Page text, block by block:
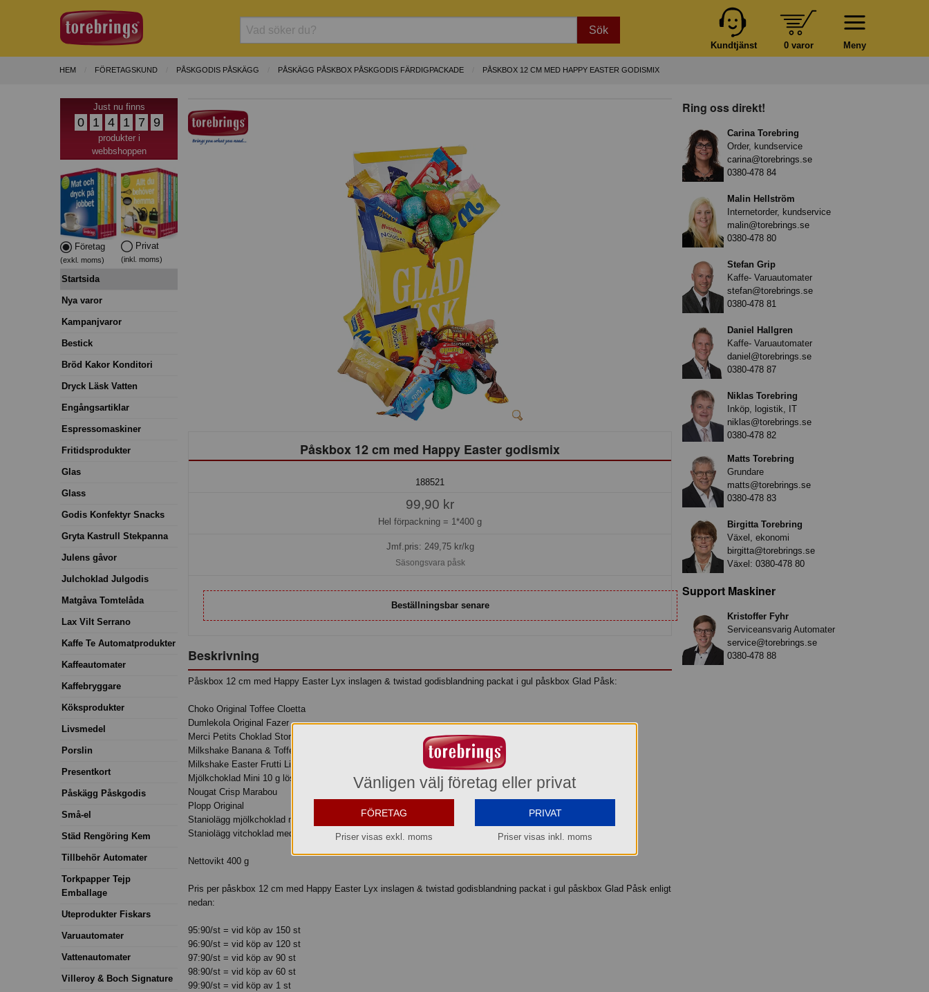
Sök
Meny
0 varor
Kundtjänst
HEM FÖRETAGSKUND PÅSKGODIS PÅSKÄGG PÅSKÄGG PÅSKBOX PÅSKGODIS FÄRDIGPACKADE PÅSKBOX 12 CM MED HAPPY EASTER GODISMIX
Just nu finns
0 1 4 1 7 9
produkter i
webbshoppen
Företag
(exkl. moms)
Privat
(inkl. moms)
Startsida
Nya varor
Kampanjvaror
Bestick
Bröd Kakor Konditori
Dryck Läsk Vatten
Engångsartiklar
Espressomaskiner
Fritidsprodukter
Glas
Glass
Godis Konfektyr Snacks
Gryta Kastrull Stekpanna
Julens gåvor
Julchoklad Julgodis
Matgåva Tomtelåda
Lax Vilt Serrano
Kaffe Te Automatprodukter
Kaffeautomater
Kaffebryggare
Köksprodukter
Livsmedel
Porslin
Presentkort
Påskägg Påskgodis
Små-el
Städ Rengöring Kem
Tillbehör Automater
Torkpapper Tejp
Emballage
Uteprodukter Fiskars
Varuautomater
Vattenautomater
Villeroy & Boch Signature
Påskbox 12 cm med Happy Easter godismix
188521
99,90 kr
Hel förpackning = 1*400 g
Jmf.pris: 249,75kr/kg
Säsongsvara påsk
Beställningsbar senare
Beskrivning
Påskbox 12 cm med Happy Easter Lyx inslagen & twistad godisblandning packat i gul påskbox Glad Påsk:
Choko Original Toffee Cloetta
Dumlekola Original Fazer
Merci Petits Choklad Storck
Milkshake Banana & Toffee Mormor Lisas
Milkshake Easter Frutti Limited Edition Mormor Lisas
Mjölkchoklad Mini 10 g lösvikt Bulk Marabou
Nougat Crisp Marabou
Plopp Original
Staniolägg mjölkchoklad med hasselnötskräm 5 g Italien Crispo
Staniolägg vitchoklad med crisp 10 g Italien Crispo
Nettovikt 400 g
Pris per påskbox 12 cm med Happy Easter Lyx inslagen & twistad godisblandning packat i gul påskbox Glad Påsk enligt
nedan:
95:90/st = vid köp av 150 st
96:90/st = vid köp av 120 st
97:90/st = vid köp av 90 st
98:90/st = vid köp av 60 st
99:90/st = vid köp av 1 st
Ring oss direkt!
Carina Torebring
Order, kundservice
carina@torebrings.se
0380-478 84
Malin Hellström
Internetorder, kundservice
malin@torebrings.se
0380-478 80
Stefan Grip
Kaffe- Varuautomater
stefan@torebrings.se
0380-478 81
Daniel Hallgren
Kaffe- Varuautomater
daniel@torebrings.se
0380-478 87
Niklas Torebring
Inköp, logistik, IT
niklas@torebrings.se
0380-478 82
Matts Torebring
Grundare
matts@torebrings.se
0380-478 83
Birgitta Torebring
Växel, ekonomi
birgitta@torebrings.se
Växel: 0380-478 80
Support Maskiner
Kristoffer Fyhr
Serviceansvarig Automater
service@torebrings.se
0380-478 88
Vänligen välj företag eller privat
FÖRETAG
Priser visas exkl. moms
PRIVAT
Priser visas inkl. moms